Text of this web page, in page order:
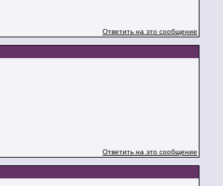
Ответить на это сообщение
Ответить на это сообщение